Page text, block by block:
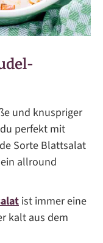
und knuspriger
perfekt mit
Sorte Blattsalat
allround
ist immer eine
kalt aus dem